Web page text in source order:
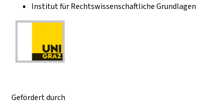
Institut für Rechtswissenschaftliche Grundlagen
Gefördert durch